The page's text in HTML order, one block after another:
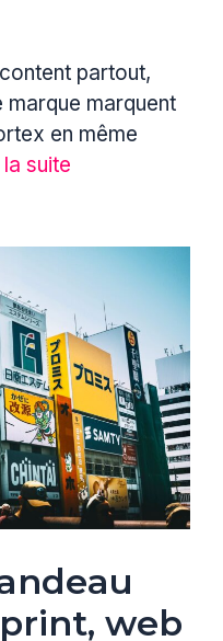
partout,
marque marquent
en même
la suite
web